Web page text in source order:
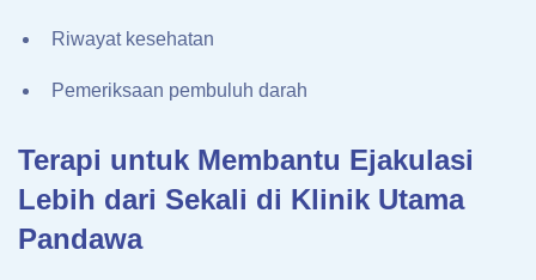
Riwayat kesehatan
Pemeriksaan pembuluh darah
Terapi untuk Membantu Ejakulasi
Lebih dari Sekali di Klinik Utama
Pandawa